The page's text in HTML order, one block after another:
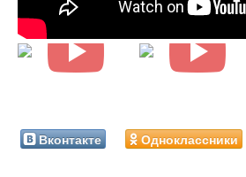
Вконтакте Одноклассники